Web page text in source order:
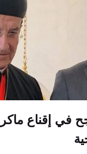
في إقناع